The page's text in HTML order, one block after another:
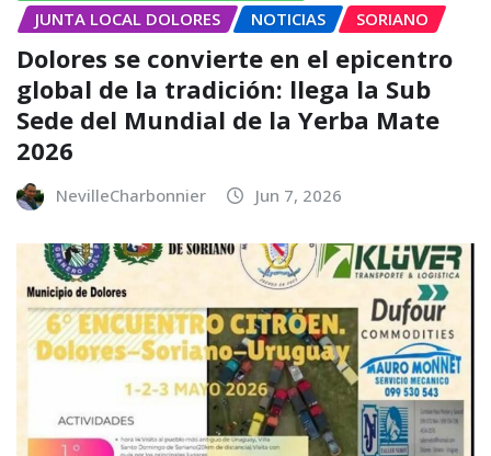
JUNTA LOCAL DOLORES
NOTICIAS SORIANO
Dolores se convierte en el epicentro
global de la tradición: llega la Sub
Sede del Mundial de la Yerba Mate
2026
NevilleCharbonnier Jun 7, 2026